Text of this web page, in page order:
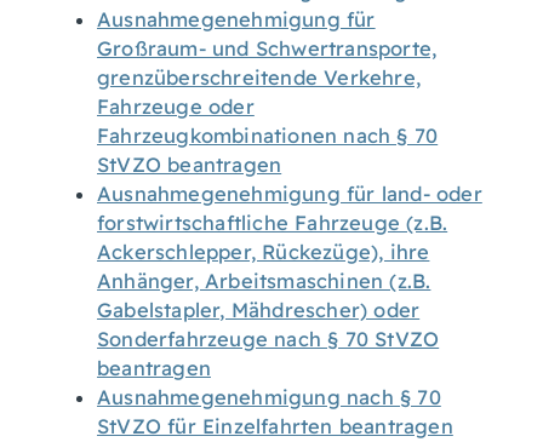
Ausnahmegenehmigung für
Großraum- und Schwertransporte,
grenzüberschreitende Verkehre,
Fahrzeuge oder
Fahrzeugkombinationen nach § 70
StVZO beantragen
Ausnahmegenehmigung für land- oder
forstwirtschaftliche Fahrzeuge (z.B.
Ackerschlepper, Rückezüge), ihre
Anhänger, Arbeitsmaschinen (z.B.
Gabelstapler, Mähdrescher) oder
Sonderfahrzeuge nach § 70 StVZO
beantragen
Ausnahmegenehmigung nach § 70
StVZO für Einzelfahrten beantragen